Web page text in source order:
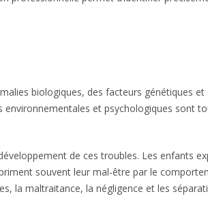
biologiques, des facteurs génétiques et
et psychologiques sont
de ces troubles. Les enfants
souvent leur mal-être par le
la maltraitance, la négligence et les